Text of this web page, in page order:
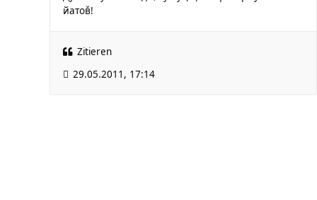
йатов̌!
Zitieren
29.05.2011, 17:14